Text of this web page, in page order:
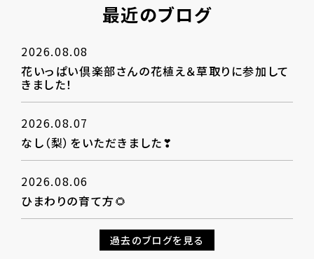
最近のブログ
2026.08.08
花いっぱい倶楽部さんの花植え＆草取りに参加して
きました！
2026.08.07
なし（梨）をいただきました❣
2026.08.06
ひまわりの育て方🌻
過去のブログを見る